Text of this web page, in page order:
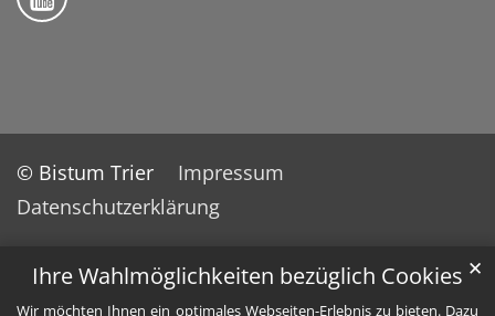
Ihre Wahlmöglichkeiten bezüglich Cookies
Wir möchten Ihnen ein optimales Webseiten-Erlebnis zu bieten. Dazu
✕
© Bistum Trier
Impressum
Datenschutzerklärung